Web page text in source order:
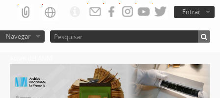
Entrar
Navegar